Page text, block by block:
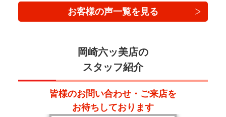
お客様の声一覧を見る
岡崎六ッ美店の
スタッフ紹介
皆様のお問い合わせ・ご来店を
お待ちしております